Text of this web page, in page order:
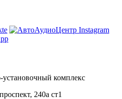
комплекс
240а ст1